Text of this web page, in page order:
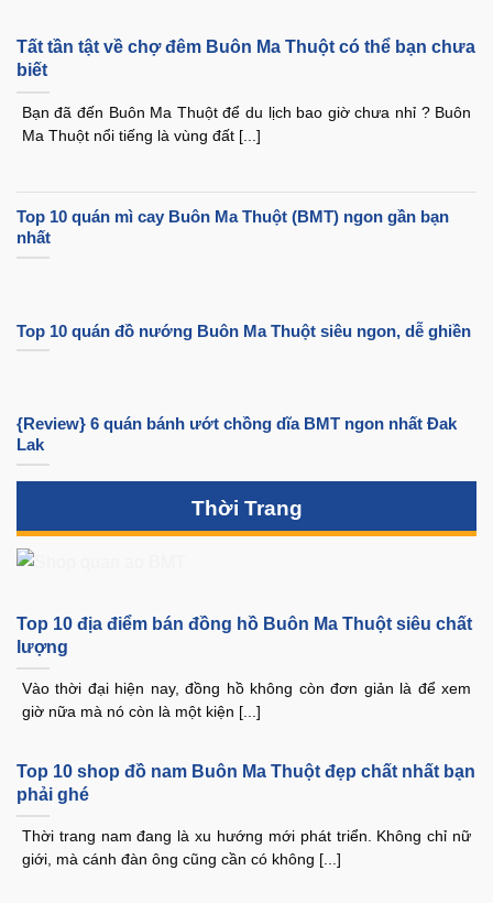
Tất tần tật về chợ đêm Buôn Ma Thuột có thể bạn chưa
biết
Bạn đã đến Buôn Ma Thuột để du lịch bao giờ chưa nhỉ ? Buôn
Ma Thuột nổi tiếng là vùng đất [...]
Top 10 quán mì cay Buôn Ma Thuột (BMT) ngon gần bạn
nhất
Top 10 quán đồ nướng Buôn Ma Thuột siêu ngon, dễ ghiền
{Review} 6 quán bánh ướt chồng dĩa BMT ngon nhất Đak
Lak
Thời Trang
Top 10 địa điểm bán đồng hồ Buôn Ma Thuột siêu chất
lượng
Vào thời đại hiện nay, đồng hồ không còn đơn giản là để xem
giờ nữa mà nó còn là một kiện [...]
Top 10 shop đồ nam Buôn Ma Thuột đẹp chất nhất bạn
phải ghé
Thời trang nam đang là xu hướng mới phát triển. Không chỉ nữ
giới, mà cánh đàn ông cũng cần có không [...]